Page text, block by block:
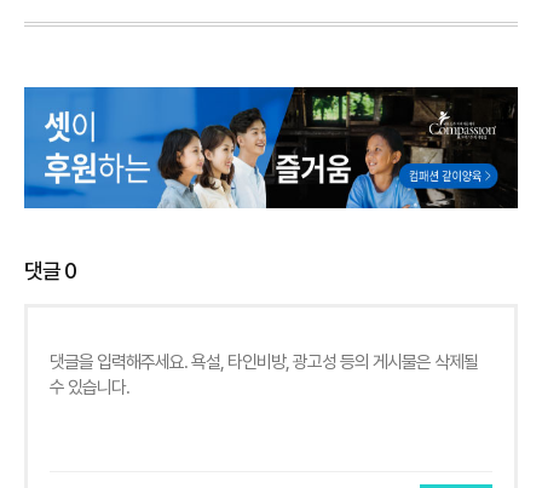
댓글0